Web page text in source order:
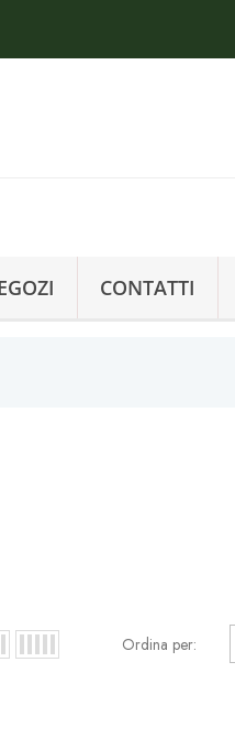
CONTATTI
Ordina per: